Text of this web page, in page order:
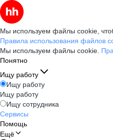
Мы используем файлы cookie,
Правила использования файлов
Мы используем файлы cookie.
Понятно
Ищу работу
Ищу работу
Ищу работу
Ищу сотрудника
Сервисы
Помощь
Ещё